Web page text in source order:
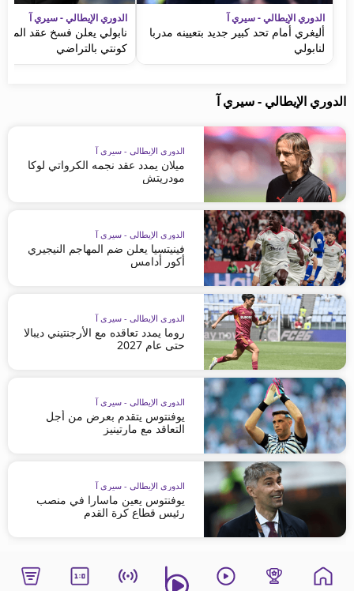
الدوري الإيطالي - سيري آ
أليغري أمام تحد كبير جديد بتعيينه مدربا
لنابولي
الدوري الإيطالي - سيري آ
نابولي يعلن فسخ عقد
كونتي بالتراضي
الدوري الإيطالي - سيري آ
الدوري الإيطالي - سيري آ
ميلان يمدد عقد نجمه الكرواتي لوكا
مودريتش
الدوري الإيطالي - سيري آ
فينيتسيا يعلن ضم المهاجم النيجيري
أكور أدامس
الدوري الإيطالي - سيري آ
روما يمدد تعاقده مع الأرجنتيني ديبالا
حتى عام 2027
الدوري الإيطالي - سيري آ
يوفنتوس يتقدم بعرض من أجل
التعاقد مع مارتينيز
الدوري الإيطالي - سيري آ
يوفنتوس يعين ماسارا في منصب
رئيس قطاع كرة القدم